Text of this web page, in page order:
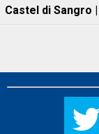
Castel di Sangro |